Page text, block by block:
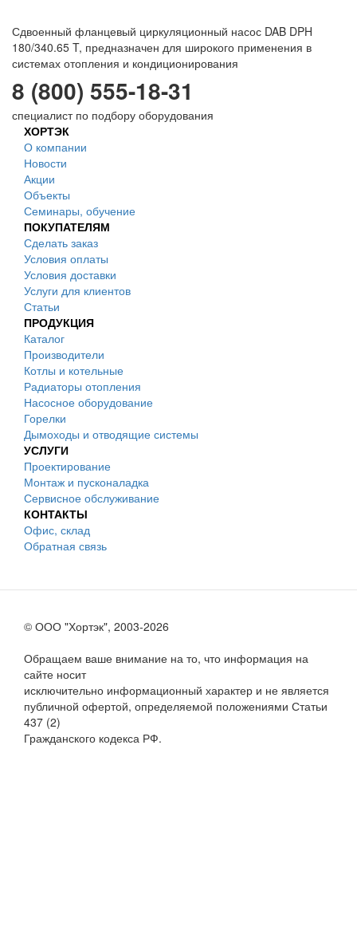
Сдвоенный фланцевый циркуляционный насос DAB DPH
180/340.65 T, предназначен для широкого применения в
системах отопления и кондиционирования
8 (800) 555-18-31
специалист по подбору оборудования
ХОРТЭК
О компании
Новости
Акции
Объекты
Семинары, обучение
ПОКУПАТЕЛЯМ
Сделать заказ
Условия оплаты
Условия доставки
Услуги для клиентов
Статьи
ПРОДУКЦИЯ
Каталог
Производители
Котлы и котельные
Радиаторы отопления
Насосное оборудование
Горелки
Дымоходы и отводящие системы
УСЛУГИ
Проектирование
Монтаж и пусконаладка
Сервисное обслуживание
КОНТАКТЫ
Офис, склад
Обратная связь
© ООО "Хортэк", 2003-2026
Обращаем ваше внимание на то, что информация на
сайте носит
исключительно информационный характер и не является
публичной офертой, определяемой положениями Статьи
437 (2)
Гражданского кодекса РФ.